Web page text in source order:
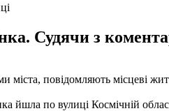
Судячи з
міста, повідомляють місцеві
йшла по вулиці Космічній